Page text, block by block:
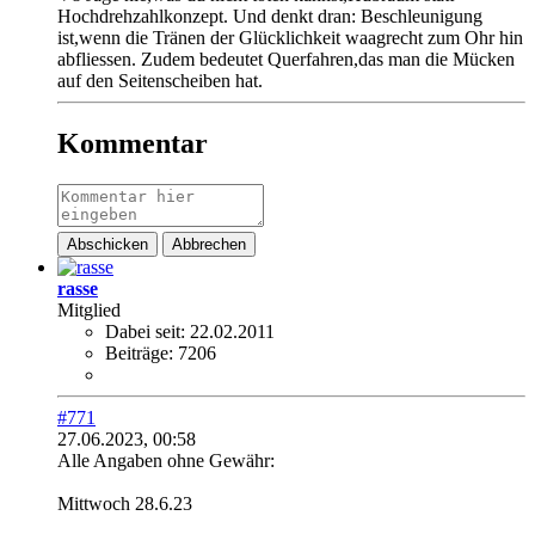
Hochdrehzahlkonzept. Und denkt dran: Beschleunigung
ist,wenn die Tränen der Glücklichkeit waagrecht zum Ohr hin
abfliessen. Zudem bedeutet Querfahren,das man die Mücken
auf den Seitenscheiben hat.
Kommentar
Abschicken Abbrechen
rasse
Mitglied
Dabei seit: 22.02.2011
Beiträge: 7206
#771
27.06.2023, 00:58
Alle Angaben ohne Gewähr:
Mittwoch 28.6.23